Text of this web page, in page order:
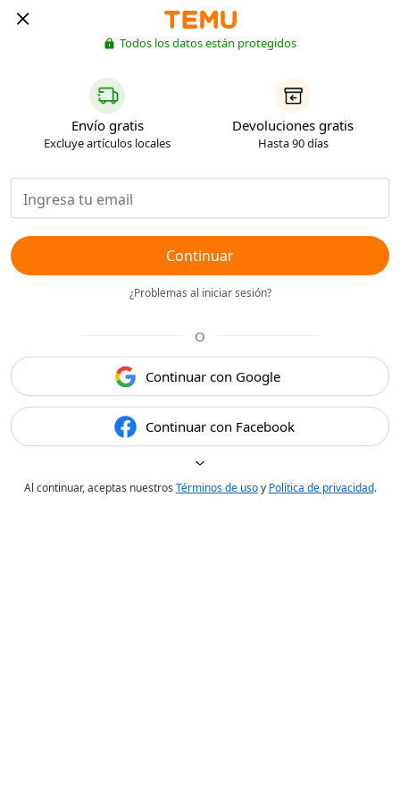
Todos los datos están protegidos
Envío gratis
Excluye artículos locales
Devoluciones gratis
Hasta 90 días
Continuar
¿Problemas al iniciar sesión?
O
Continuar con Google
Continuar con Facebook
Al continuar, aceptas nuestros Términos de usoy Política de privacidad.